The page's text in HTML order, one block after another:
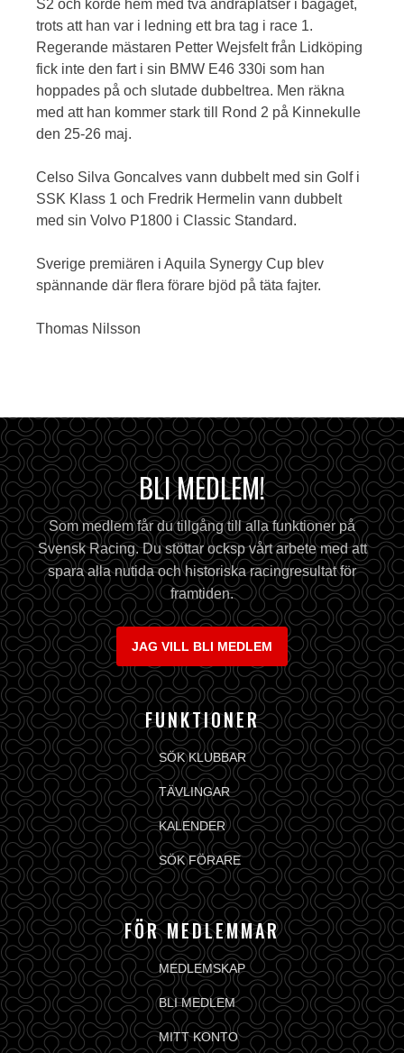
S2 och körde hem med två andraplatser i bagaget,
trots att han var i ledning ett bra tag i race 1.
Regerande mästaren Petter Wejsfelt från Lidköping
fick inte den fart i sin BMW E46 330i som han
hoppades på och slutade dubbeltrea. Men räkna
med att han kommer stark till Rond 2 på Kinnekulle
den 25-26 maj.
Celso Silva Goncalves vann dubbelt med sin Golf i
SSK Klass 1 och Fredrik Hermelin vann dubbelt
med sin Volvo P1800 i Classic Standard.
Sverige premiären i Aquila Synergy Cup blev
spännande där flera förare bjöd på täta fajter.
Thomas Nilsson
BLI MEDLEM!
Som medlem får du tillgång till alla funktioner på
Svensk Racing. Du stöttar ocksp vårt arbete med att
spara alla nutida och historiska racingresultat för
framtiden.
JAG VILL BLI MEDLEM
FUNKTIONER
SÖK KLUBBAR
TÄVLINGAR
KALENDER
SÖK FÖRARE
FÖR MEDLEMMAR
MEDLEMSKAP
BLI MEDLEM
MITT KONTO